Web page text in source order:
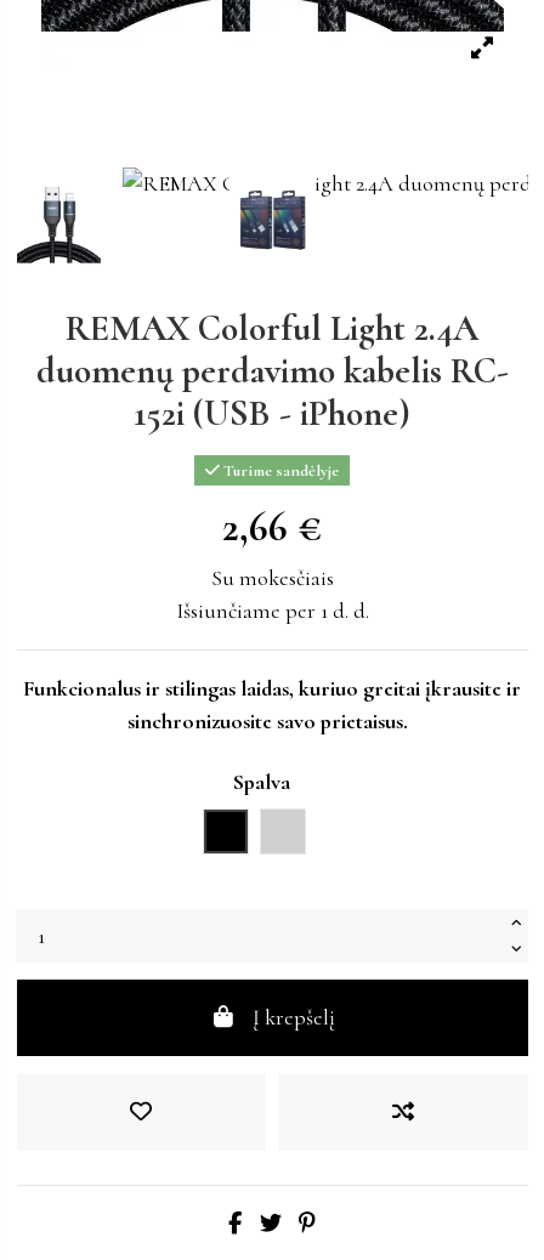
REMAX Colorful Light 2.4A
duomenų perdavimo kabelis RC-
152i (USB - iPhone)
Turime sandėlyje
2,66 €
2,66 €
Su mokesčiais
Išsiunčiame per 1 d. d.
Funkcionalus ir stilingas laidas, kuriuo greitai įkrausite ir
sinchronizuosite savo prietaisus.
Spalva
Į krepšelį